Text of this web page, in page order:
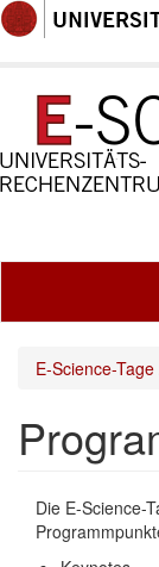
Direkt
zum
E-Science-
Absatz
Neu
Die E-Science-